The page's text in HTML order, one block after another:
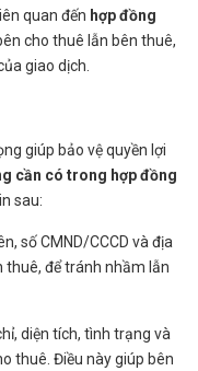
quan đến hợp đồng
cho thuê lẫn bên thuê,
giao dịch.
giúp bảo vệ quyền lợi
cần có trong hợp đồng
sau:
số CMND/CCCD và địa
thuê, để tránh nhầm lẫn
diện tích, tình trạng và
thuê. Điều này giúp bên